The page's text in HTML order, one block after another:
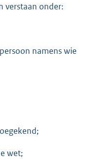
verstaan onder:
namens wie
wet;